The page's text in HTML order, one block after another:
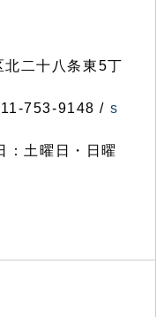
二十八条東5丁
753-9148 / s
土曜日・日曜